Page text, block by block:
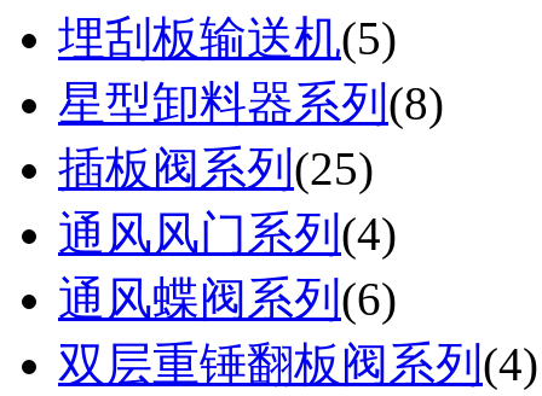
埋刮板输送机(5)
星型卸料器系列 (8)
插板阀系列 (25)
通风风门系列 (4)
通风蝶阀系列 (6)
双层重锤翻板阀系列 (4)